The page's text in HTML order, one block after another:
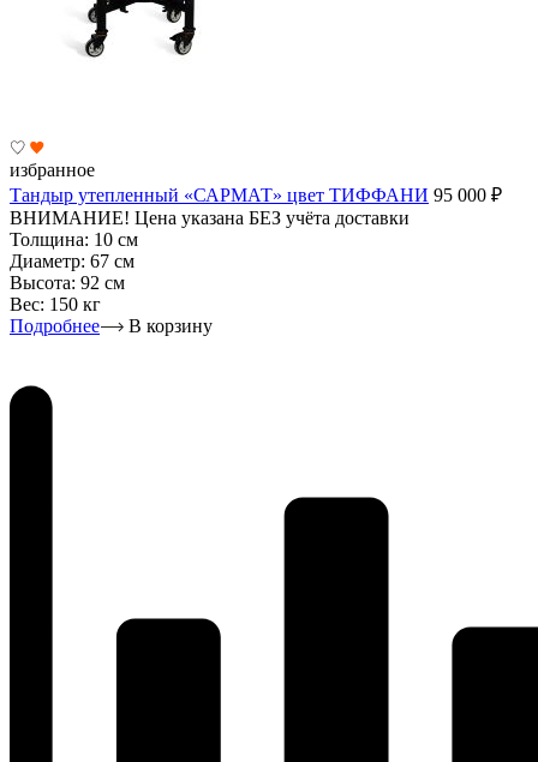
избранное
Тандыр утепленный «САРМАТ» цвет ТИФФАНИ 95 000 ₽
ВНИМАНИЕ! Цена указана БЕЗ учёта доставки
Толщина: 10 см
Диаметр: 67 см
Высота: 92 см
Вес: 150 кг
Подробнее
В корзину